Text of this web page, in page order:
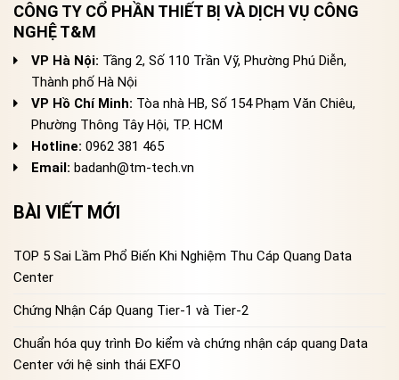
CÔNG TY CỔ PHẦN THIẾT BỊ VÀ DỊCH VỤ CÔNG
NGHỆ T&M
VP Hà Nội: Tầng 2, Số 110 Trần Vỹ, Phường Phú Diễn,
Thành phố Hà Nội
VP Hồ Chí Minh: Tòa nhà HB, Số 154 Phạm Văn Chiêu,
Phường Thông Tây Hội, TP. HCM
Hotline: 0962 381 465
Email: badanh@tm-tech.vn
BÀI VIẾT MỚI
TOP 5 Sai Lầm Phổ Biến Khi Nghiệm Thu Cáp Quang Data
Center
Chứng Nhận Cáp Quang Tier-1 và Tier-2
Chuẩn hóa quy trình Đo kiểm và chứng nhận cáp quang Data
Center với hệ sinh thái EXFO